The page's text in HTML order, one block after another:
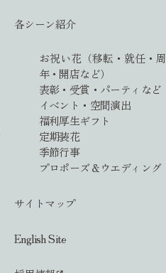
各シーン紹介
お祝い花（移転・就任・周
年・開店など）
表彰・受賞・パーティなど
イベント・空間演出
福利厚生ギフト
定期装花
季節行事
プロポーズ＆ウエディング
サイトマップ
English Site